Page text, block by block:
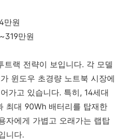
만원
만원
랙 전략이 보입니다. 각 모델
윈도우 초경량 노트북 시장에
가고 있습니다. 특히, 14세대
최대 90Wh 배터리를 탑재한
자에게 가볍고 오래가는 랩탑
니다.